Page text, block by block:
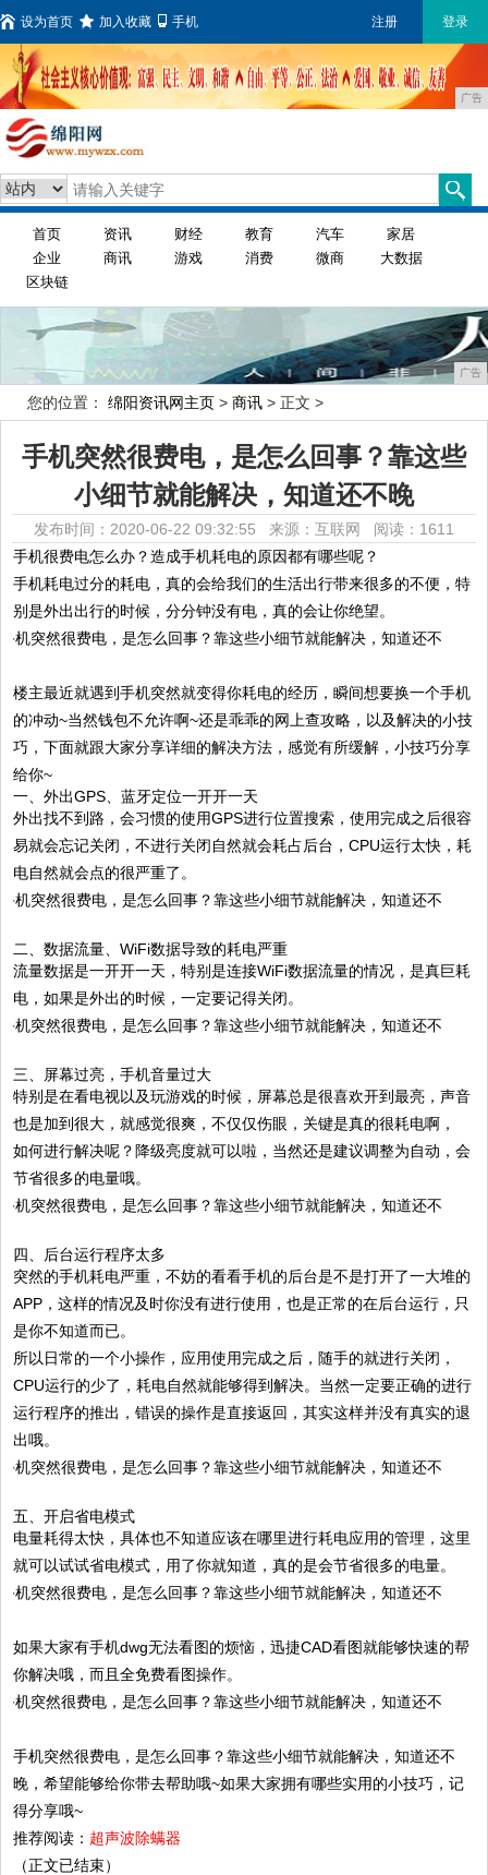
设为首页 加入收藏 手机 注册 登录
广告
首页 资讯 财经 教育 汽车
家居
企业
商讯 游戏 消费 微商
大数据
区块链
广告
您的位置： 绵阳资讯网主页 > 商讯 > 正文 >
手机突然很费电，是怎么回事？靠这些
小细节就能解决，知道还不晚
发布时间：2020-06-22 09:32:55 来源：互联网 阅读：1611
手机很费电怎么办？造成手机耗电的原因都有哪些呢？
手机耗电过分的耗电，真的会给我们的生活出行带来很多的不便，特
别是外出出行的时候，分分钟没有电，真的会让你绝望。
楼主最近就遇到手机突然就变得你耗电的经历，瞬间想要换一个手机
的冲动~当然钱包不允许啊~还是乖乖的网上查攻略，以及解决的小技
巧，下面就跟大家分享详细的解决方法，感觉有所缓解，小技巧分享
给你~
一、外出GPS、蓝牙定位一开开一天
外出找不到路，会习惯的使用GPS进行位置搜索，使用完成之后很容
易就会忘记关闭，不进行关闭自然就会耗占后台，CPU运行太快，耗
电自然就会点的很严重了。
二、数据流量、WiFi数据导致的耗电严重
流量数据是一开开一天，特别是连接WiFi数据流量的情况，是真巨耗
电，如果是外出的时候，一定要记得关闭。
三、屏幕过亮，手机音量过大
特别是在看电视以及玩游戏的时候，屏幕总是很喜欢开到最亮，声音
也是加到很大，就感觉很爽，不仅仅伤眼，关键是真的很耗电啊，
如何进行解决呢？降级亮度就可以啦，当然还是建议调整为自动，会
节省很多的电量哦。
四、后台运行程序太多
突然的手机耗电严重，不妨的看看手机的后台是不是打开了一大堆的
APP，这样的情况及时你没有进行使用，也是正常的在后台运行，只
是你不知道而已。
所以日常的一个小操作，应用使用完成之后，随手的就进行关闭，
CPU运行的少了，耗电自然就能够得到解决。当然一定要正确的进行
运行程序的推出，错误的操作是直接返回，其实这样并没有真实的退
出哦。
五、开启省电模式
电量耗得太快，具体也不知道应该在哪里进行耗电应用的管理，这里
就可以试试省电模式，用了你就知道，真的是会节省很多的电量。
如果大家有手机dwg无法看图的烦恼，迅捷CAD看图就能够快速的帮
你解决哦，而且全免费看图操作。
手机突然很费电，是怎么回事？靠这些小细节就能解决，知道还不
晚，希望能够给你带去帮助哦~如果大家拥有哪些实用的小技巧，记
得分享哦~
推荐阅读： 超声波除螨器
（正文已结束）